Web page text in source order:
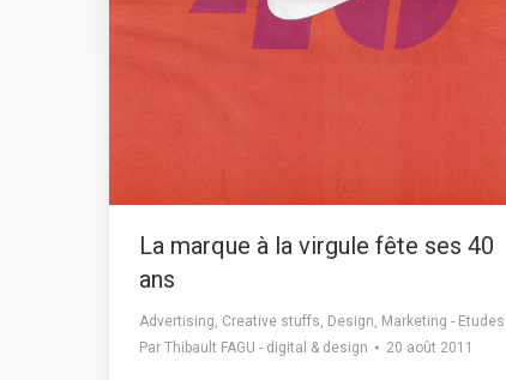
La marque à la virgule fête ses 40
ans
Advertising, Creative stuffs, Design, Marketing - Etudes
Par Thibault FAGU - digital & design 20 août 2011